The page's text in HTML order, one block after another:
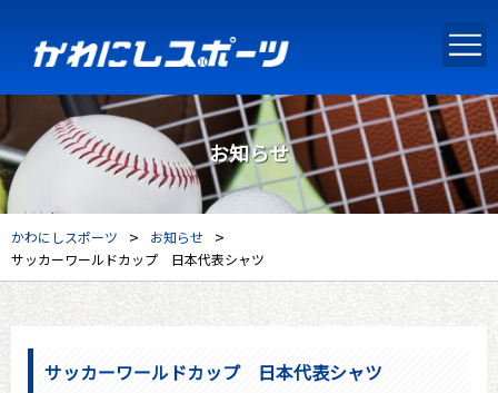
お知らせ
かわにしスポーツ > お知らせ >
サッカーワールドカップ 日本代表シャツ
サッカーワールドカップ 日本代表シャツ